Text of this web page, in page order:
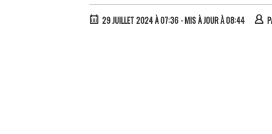
29 JUILLET 2024 À 07:36 - MIS À JOUR À 08:44